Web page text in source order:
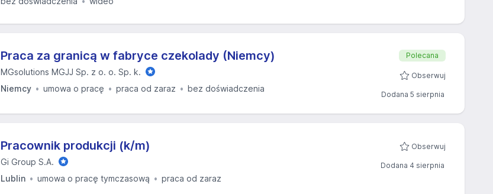
Praca za granicą w fabryce czekolady (Niemcy)
MGsolutions MGJJ Sp. z o. o. Sp. k.
Niemcy
umowa o pracę praca od zaraz bez doświadczenia
Polecana
Obserwuj
Dodana 5 sierpnia
Pracownik produkcji (k/m)
Gi Group S.A.
Lublin
umowa o pracę tymczasową praca od zaraz
Obserwuj
Dodana 4 sierpnia